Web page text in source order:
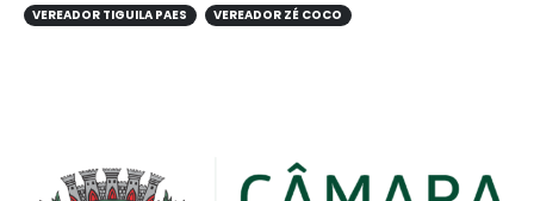
VEREADOR TIGUILA PAES
VEREADOR ZÉ COCO